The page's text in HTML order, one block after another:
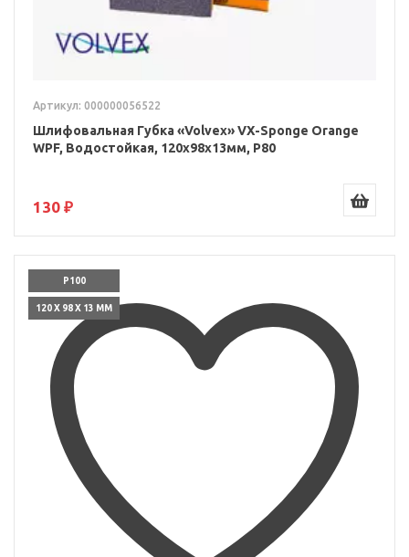
Артикул: 000000056522
Шлифовальная Губка «Volvex» VX-Sponge Orange
WPF, Водостойкая, 120x98x13мм, P80
130 ₽
P100
120 X 98 X 13 ММ